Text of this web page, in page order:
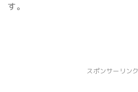
す。
スポンサーリンク